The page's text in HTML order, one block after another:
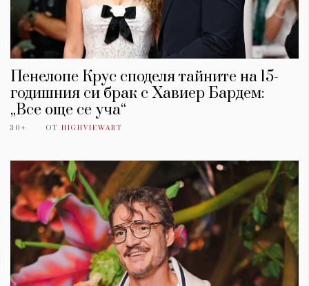
Пенелопе Крус споделя тайните на 15-
годишния си брак с Хавиер Бардем:
„Все още се уча“
30+ ОТ HIGHVIEWART